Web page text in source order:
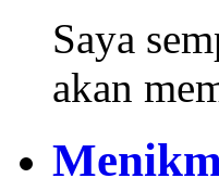
Saya
akan